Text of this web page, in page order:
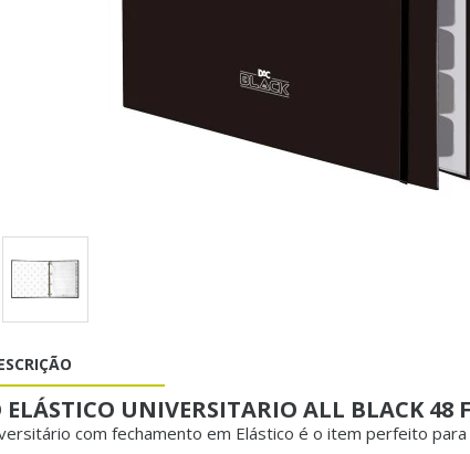
ELÁSTICO UNIVERSITARIO ALL BLACK 48
com fechamento em Elástico é o item perfeito